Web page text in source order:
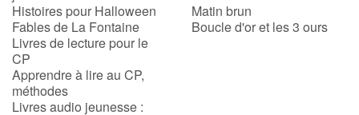
Histoires pour Halloween
Fables de La Fontaine
Livres de lecture pour le
CP
Apprendre à lire au CP,
méthodes
Livres audio jeunesse :
Matin brun
Boucle d'or et les 3 ours